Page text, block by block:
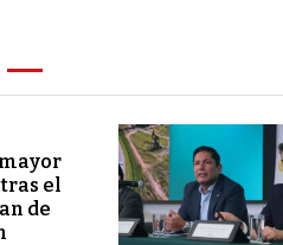
el
de